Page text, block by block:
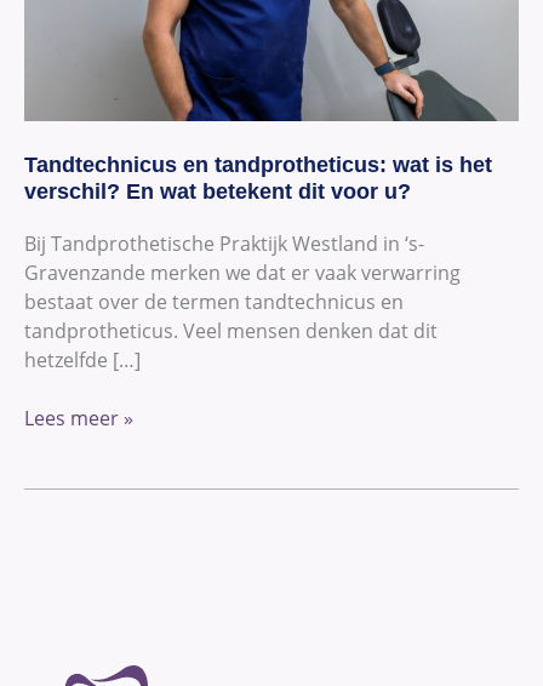
Tandtechnicus en tandprotheticus: wat is het
verschil? En wat betekent dit voor u?
Bij Tandprothetische Praktijk Westland in ‘s-
Gravenzande merken we dat er vaak verwarring
bestaat over de termen tandtechnicus en
tandprotheticus. Veel mensen denken dat dit
hetzelfde […]
voor
u?
Lees meer »